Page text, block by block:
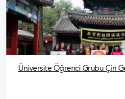
Üniversite Öğrenci Grubu Çin